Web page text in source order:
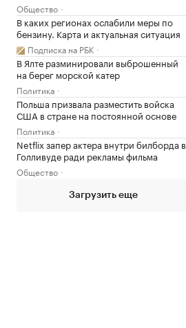
Общество
В каких регионах ослабили меры по
бензину. Карта и актуальная ситуация
Подписка на РБК
В Ялте разминировали выброшенный
на берег морской катер
Политика
Польша призвала разместить войска
США в стране на постоянной основе
Политика
Netflix запер актера внутри билборда в
Голливуде ради рекламы фильма
Общество
Загрузить еще